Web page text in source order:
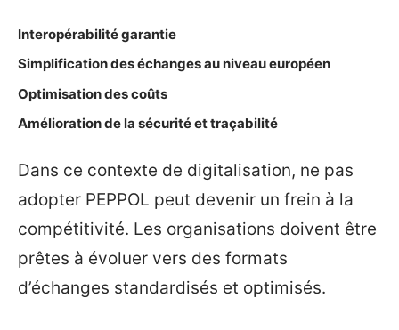
Interopérabilité garantie
Simplification des échanges au niveau européen
Optimisation des coûts
Amélioration de la sécurité et traçabilité
Dans ce contexte de digitalisation, ne pas
adopter PEPPOL peut devenir un frein à la
compétitivité. Les organisations doivent être
prêtes à évoluer vers des formats
d’échanges standardisés et optimisés.